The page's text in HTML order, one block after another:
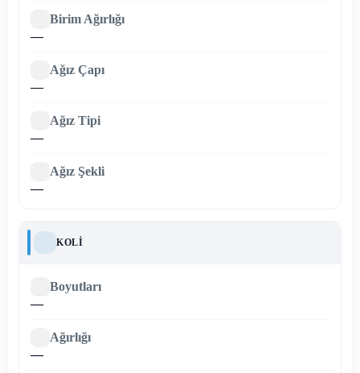
Birim Ağırlığı
—
Ağız Çapı
—
Ağız Tipi
—
Ağız Şekli
—
KOLI
Boyutları
—
Ağırlığı
—